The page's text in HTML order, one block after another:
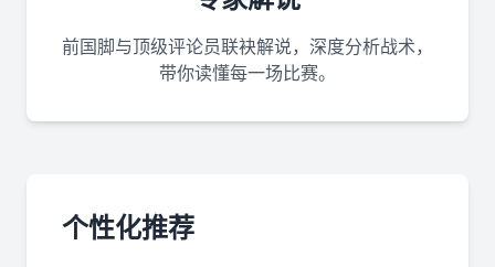
前国脚与顶级评论员联袂解说，深度分析战术，
带你读懂每一场比赛。
个性化推荐